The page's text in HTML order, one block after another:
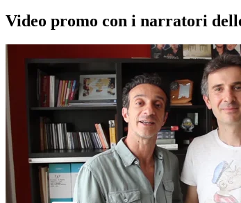
Video promo con i narratori